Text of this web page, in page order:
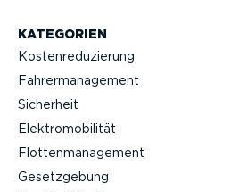
KATEGORIEN
Kostenreduzierung
Fahrermanagement
Sicherheit
Elektromobilität
Flottenmanagement
Gesetzgebung